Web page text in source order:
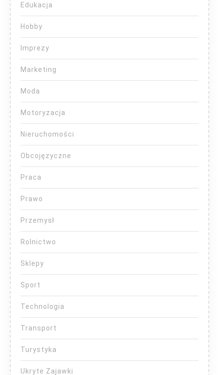
Edukacja
Hobby
Imprezy
Marketing
Moda
Motoryzacja
Nieruchomości
Obcojęzyczne
Praca
Prawo
Przemysł
Rolnictwo
Sklepy
Sport
Technologia
Transport
Turystyka
Ukryte Zajawki